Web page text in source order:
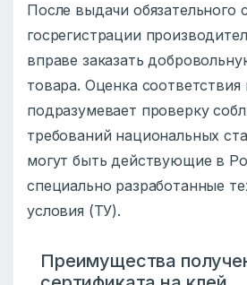
После выдачи обязательного
госрегистрации
вправе заказать
товара. Оценка соответствия
подразумевает проверку
требований национальных
могут быть действующие в
специально разработанные
условия (ТУ).
Преимущества